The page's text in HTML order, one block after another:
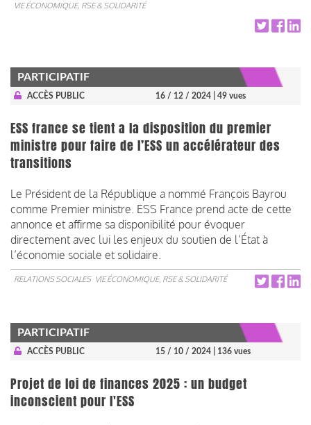
VIE ÉCONOMIQUE, RSE & SOLIDARITÉ
PARTICIPATIF
ACCÈS PUBLIC 16 / 12 / 2024 | 49 vues
ESS france se tient a la disposition du premier
ministre pour faire de l’ESS un accélérateur des
transitions
Le Président de la République a nommé François Bayrou
comme Premier ministre. ESS France prend acte de cette
annonce et affirme sa disponibilité pour évoquer
directement avec lui les enjeux du soutien de l’État à
l’économie sociale et solidaire.
RELATIONS SOCIALES VIE ÉCONOMIQUE, RSE & SOLIDARITÉ
PARTICIPATIF
ACCÈS PUBLIC 15 / 10 / 2024 | 136 vues
Projet de loi de finances 2025 : un budget
inconscient pour l'ESS